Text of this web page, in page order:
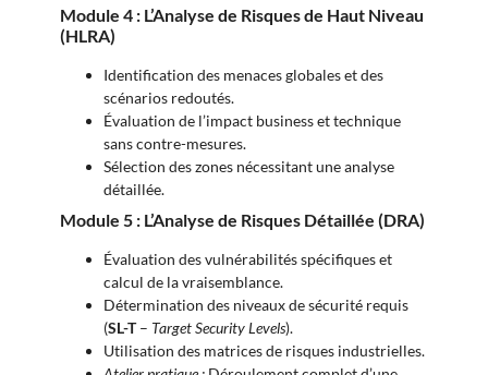
Module 4 : L’Analyse de Risques de Haut Niveau
(HLRA)
Identification des menaces globales et des
scénarios redoutés.
Évaluation de l’impact business et technique
sans contre-mesures.
Sélection des zones nécessitant une analyse
détaillée.
Module 5 : L’Analyse de Risques Détaillée (DRA)
Évaluation des vulnérabilités spécifiques et
calcul de la vraisemblance.
Détermination des niveaux de sécurité requis
(SL-T– Target Security Levels).
Utilisation des matrices de risques industrielles.